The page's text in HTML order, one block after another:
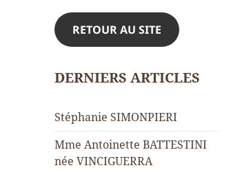
RETOUR AU SITE
DERNIERS ARTICLES
Stéphanie SIMONPIERI
Mme Antoinette BATTESTINI
née VINCIGUERRA